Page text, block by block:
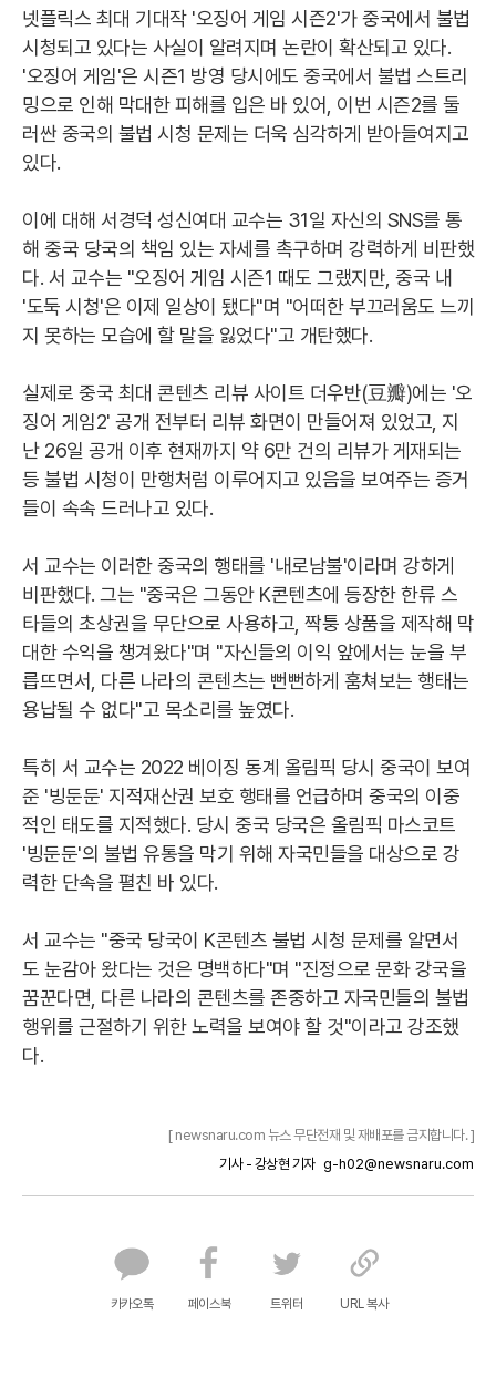
넷플릭스 최대 기대작 '오징어 게임 시즌2'가 중국에서 불법
시청되고 있다는 사실이 알려지며 논란이 확산되고 있다.
'오징어 게임'은 시즌1 방영 당시에도 중국에서 불법 스트리
밍으로 인해 막대한 피해를 입은 바 있어, 이번 시즌2를 둘
러싼 중국의 불법 시청 문제는 더욱 심각하게 받아들여지고
있다.
이에 대해 서경덕 성신여대 교수는 31일 자신의 SNS를 통
해 중국 당국의 책임 있는 자세를 촉구하며 강력하게 비판했
다. 서 교수는 "오징어 게임 시즌1 때도 그랬지만, 중국 내
'도둑 시청'은 이제 일상이 됐다"며 "어떠한 부끄러움도 느끼
지 못하는 모습에 할 말을 잃었다"고 개탄했다.
실제로 중국 최대 콘텐츠 리뷰 사이트 더우반(豆瓣)에는 '오
징어 게임2' 공개 전부터 리뷰 화면이 만들어져 있었고, 지
난 26일 공개 이후 현재까지 약 6만 건의 리뷰가 게재되는
등 불법 시청이 만행처럼 이루어지고 있음을 보여주는 증거
들이 속속 드러나고 있다.
서 교수는 이러한 중국의 행태를 '내로남불'이라며 강하게
비판했다. 그는 "중국은 그동안 K콘텐츠에 등장한 한류 스
타들의 초상권을 무단으로 사용하고, 짝퉁 상품을 제작해 막
대한 수익을 챙겨왔다"며 "자신들의 이익 앞에서는 눈을 부
릅뜨면서, 다른 나라의 콘텐츠는 뻔뻔하게 훔쳐보는 행태는
용납될 수 없다"고 목소리를 높였다.
특히 서 교수는 2022 베이징 동계 올림픽 당시 중국이 보여
준 '빙둔둔' 지적재산권 보호 행태를 언급하며 중국의 이중
적인 태도를 지적했다. 당시 중국 당국은 올림픽 마스코트
'빙둔둔'의 불법 유통을 막기 위해 자국민들을 대상으로 강
력한 단속을 펼친 바 있다.
서 교수는 "중국 당국이 K콘텐츠 불법 시청 문제를 알면서
도 눈감아 왔다는 것은 명백하다"며 "진정으로 문화 강국을
꿈꾼다면, 다른 나라의 콘텐츠를 존중하고 자국민들의 불법
행위를 근절하기 위한 노력을 보여야 할 것"이라고 강조했
다.
[ newsnaru.com 뉴스 무단전재 및 재배포를 금지합니다. ]
기사 - 강상현 기자 g-h02@newsnaru.com
카카오톡 페이스북 트위터 URL 복사